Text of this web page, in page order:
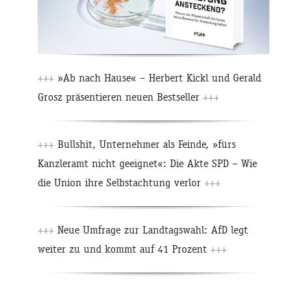
+++ »Ab nach Hause« – Herbert Kickl und Gerald
Grosz präsentieren neuen Bestseller +++
+++ Bullshit, Unternehmer als Feinde, »fürs
Kanzleramt nicht geeignet«: Die Akte SPD – Wie
die Union ihre Selbstachtung verlor +++
+++ Neue Umfrage zur Landtagswahl: AfD legt
weiter zu und kommt auf 41 Prozent +++